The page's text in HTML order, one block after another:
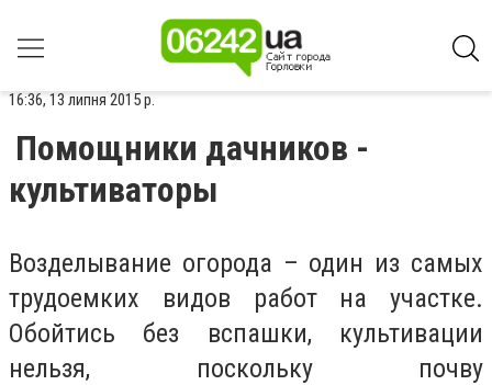
16:36, 13 липня 2015 р.
Помощники дачников -
культиваторы
Возделывание огорода – один из самых
трудоемких видов работ на участке.
Обойтись без вспашки, культивации
нельзя, поскольку почву